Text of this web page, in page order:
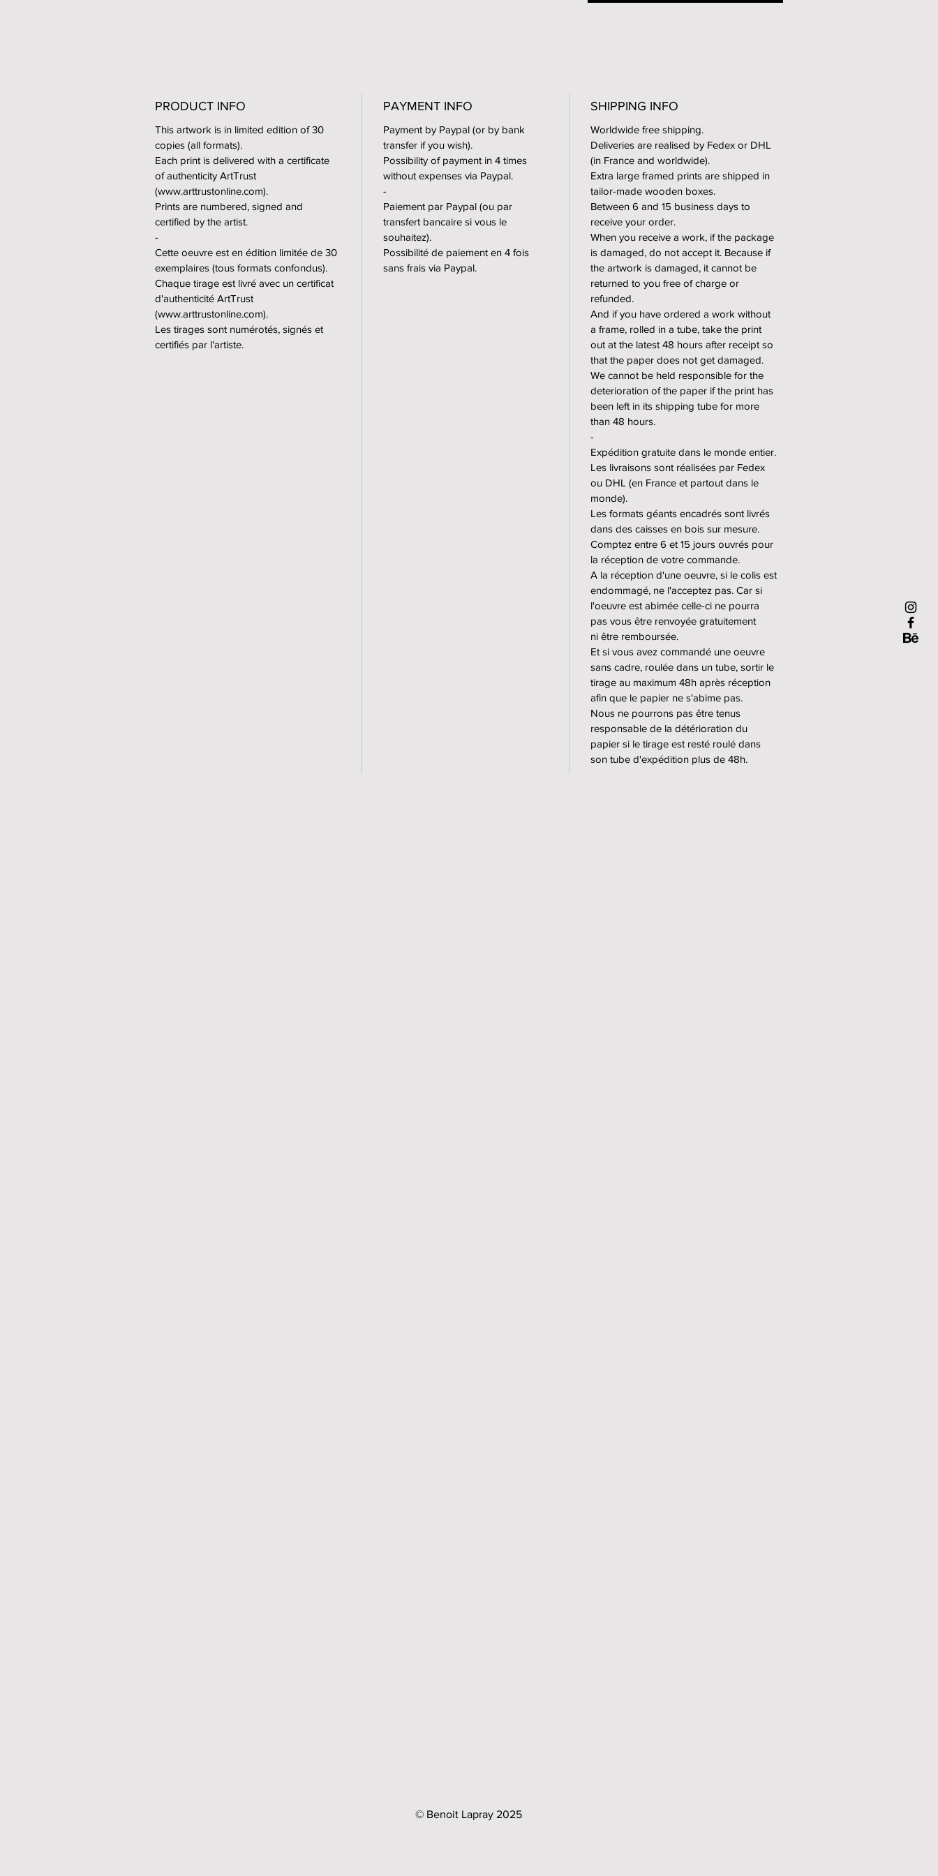
(Canson Baryta Platine). And all the
laboratory Dupon in Paris.
For framed prints, they are laminated on
an aluminium plate and placed in an
oak frame (without glass).
-
🇫🇷 Editions limitées à 8 exemplaires
en petits formats, 14 exemplaires en
grands formats, et 8 exemplaires en
formats géants.
Petit format (Small) : 40x60cm.
Grand format (Large) : 60x90cm.
Format géant (Extra Large) : 80x120cm.
Tirages vendus à partir de 300€ (pour
les petits formats non encadrés) et
jusqu'à 2500€ (pour les formats géants
encadrés).
Prix :
- Petit format sans cadre = 350€
- Petit format encadré = 600€
- Grand format sans cadre = 900€
- Grand format encadré = 1400€
- Format géant sans cadre = 1900€
- Format géant encadré = 2700€
Les oeuvres sont imprimées sur un
papier Fine Art (Canson Baryté Platine).
Et tous les tirages sont réalisés par le
laboratoire Dupon à Paris.
Pour les oeuvres encadrées, celles-ci
sont contrecollées sur une plaque
d'aluminium et placées dans un cadre
PRODUCT INFO
This artwork is in limited edition of 30
copies (all formats).
Each print is delivered with a certificate
of authenticity ArtTrust
(www.arttrustonline.com).
Prints are numbered, signed and
certified by the artist.
-
Cette oeuvre est en édition limitée de 30
exemplaires (tous formats confondus).
Chaque tirage est livré avec un certificat
d'authenticité ArtTrust
(www.arttrustonline.com).
Les tirages sont numérotés, signés et
certifiés par l'artiste.
PAYMENT INFO
Payment by Paypal (or by bank
transfer if you wish).
Possibility of payment in 4 times
without expenses via Paypal.
-
Paiement par Paypal (ou par
transfert bancaire si vous le
souhaitez).
Possibilité de paiement en 4 fois
sans frais via Paypal.
SHIPPING INFO
Worldwide free shipping.
Deliveries are realised by Fedex or DHL
(in France and worldwide).
Extra large framed prints are shipped in
tailor-made wooden boxes.
Between 6 and 15 business days to
receive your order.
When you receive a work, if the package
is damaged, do not accept it. Because if
the artwork is damaged, it cannot be
returned to you free of charge or
refunded.
And if you have ordered a work without
a frame, rolled in a tube, take the print
out at the latest 48 hours after receipt so
that the paper does not get damaged.
We cannot be held responsible for the
deterioration of the paper if the print has
been left in its shipping tube for more
than 48 hours.
-
Expédition gratuite dans le monde entier.
Les livraisons sont réalisées par Fedex
ou DHL (en France et partout dans le
monde).
Les formats géants encadrés sont livrés
dans des caisses en bois sur mesure.
Comptez entre 6 et 15 jours ouvrés pour
la réception de votre commande.
A la réception d'une oeuvre, si le colis est
endommagé, ne l'acceptez pas. Car si
l'oeuvre est abimée celle-ci ne pourra
pas vous être renvoyée gratuitement
ni être remboursée.
Et si vous avez commandé une oeuvre
sans cadre, roulée dans un tube, sortir le
tirage au maximum 48h après réception
afin que le papier ne s'abime pas.
Nous ne pourrons pas être tenus
responsable de la détérioration du
papier si le tirage est resté roulé dans
son tube d'expédition plus de 48h.
© Benoit Lapray 2025